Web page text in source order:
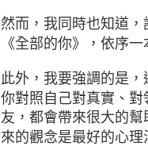
然而，我同時也知道
《全部的你》，依序
此外，我要強調的是
你對照自己對真實、
友，都會帶來很大的
來的觀念是最好的心理